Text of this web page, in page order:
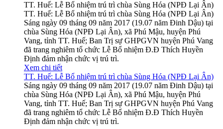
TT. Huế: Lễ Bổ nhiệm trú trì chùa Sùng Hóa (NPĐ Lại Ân)
TT. Huế: Lễ Bổ nhiệm trú trì chùa Sùng Hóa (NPĐ Lại Ân)
Sáng ngày 09 tháng 09 năm 2017 (19.07 năm Đinh Dậu) tại
chùa Sùng Hóa (NPĐ Lại Ân), xã Phú Mậu, huyện Phú
Vang, tỉnh TT. Huế; Ban Trị sự GHPGVN huyện Phú Vang
đã trang nghiêm tổ chức Lễ Bổ nhiệm Đ.Đ Thích Huyền
Định đảm nhận chức vị trú trì.
Xem chi tiết
TT. Huế: Lễ Bổ nhiệm trú trì chùa Sùng Hóa (NPĐ Lại Ân)
Sáng ngày 09 tháng 09 năm 2017 (19.07 năm Đinh Dậu) tại
chùa Sùng Hóa (NPĐ Lại Ân), xã Phú Mậu, huyện Phú
Vang, tỉnh TT. Huế; Ban Trị sự GHPGVN huyện Phú Vang
đã trang nghiêm tổ chức Lễ Bổ nhiệm Đ.Đ Thích Huyền
Định đảm nhận chức vị trú trì.